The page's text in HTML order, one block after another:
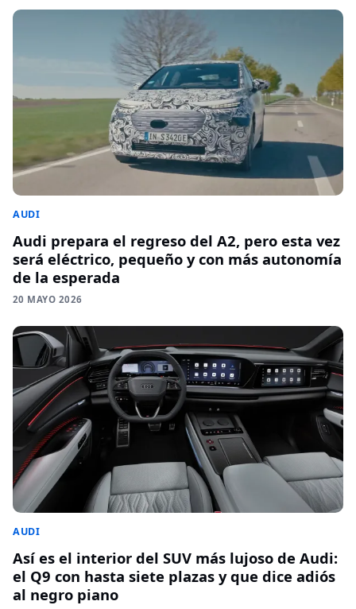
AUDI
Audi prepara el regreso del A2, pero esta vez
será eléctrico, pequeño y con más autonomía
de la esperada
20 MAYO 2026
AUDI
Así es el interior del SUV más lujoso de Audi:
el Q9 con hasta siete plazas y que dice adiós
al negro piano